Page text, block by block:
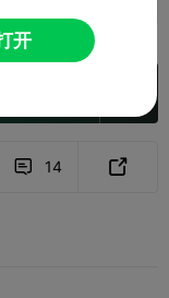
中打开
 14 
开